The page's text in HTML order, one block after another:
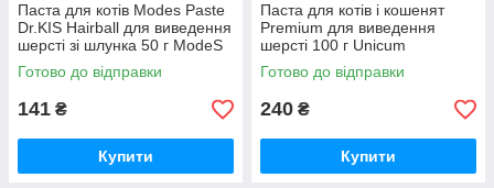
Паста для котів Modes Paste
Dr.KIS Hairball для виведення
шерсті зі шлунка 50 г ModeS
Готово до відправки
141 ₴
Купити
Паста для котів і кошенят
Premium для виведення
шерсті 100 г Unicum
Готово до відправки
240 ₴
Купити